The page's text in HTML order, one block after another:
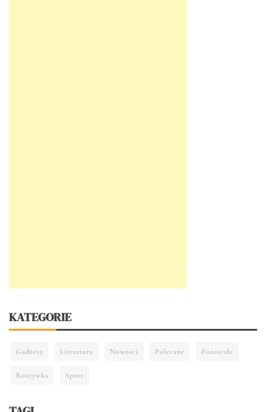
KATEGORIE
Gadżety Literatura Nowości Polecane Pozostałe
Rozrywka Sport